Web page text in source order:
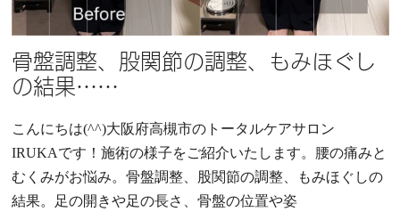
骨盤調整、股関節の調整、もみほぐし
の結果……
こんにちは(^^)大阪府高槻市のトータルケアサロン
IRUKAです！施術の様子をご紹介いたします。腰の痛みと
むくみがお悩み。骨盤調整、股関節の調整、もみほぐしの
結果。足の開きや足の長さ、骨盤の位置や姿